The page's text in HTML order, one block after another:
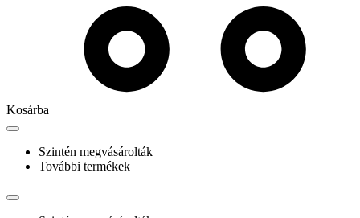
Kosárba
Szintén megvásárolták
További termékek